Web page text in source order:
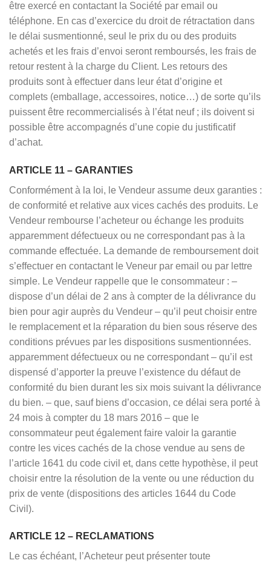
être exercé en contactant la Société par email ou
téléphone. En cas d’exercice du droit de rétractation dans
le délai susmentionné, seul le prix du ou des produits
achetés et les frais d’envoi seront remboursés, les frais de
retour restent à la charge du Client. Les retours des
produits sont à effectuer dans leur état d’origine et
complets (emballage, accessoires, notice…) de sorte qu’ils
puissent être recommercialisés à l’état neuf ; ils doivent si
possible être accompagnés d’une copie du justificatif
d’achat.
ARTICLE 11 – GARANTIES
Conformément à la loi, le Vendeur assume deux garanties :
de conformité et relative aux vices cachés des produits. Le
Vendeur rembourse l’acheteur ou échange les produits
apparemment défectueux ou ne correspondant pas à la
commande effectuée. La demande de remboursement doit
s’effectuer en contactant le Veneur par email ou par lettre
simple. Le Vendeur rappelle que le consommateur : –
dispose d’un délai de 2 ans à compter de la délivrance du
bien pour agir auprès du Vendeur – qu’il peut choisir entre
le remplacement et la réparation du bien sous réserve des
conditions prévues par les dispositions susmentionnées.
apparemment défectueux ou ne correspondant – qu’il est
dispensé d’apporter la preuve l’existence du défaut de
conformité du bien durant les six mois suivant la délivrance
du bien. – que, sauf biens d’occasion, ce délai sera porté à
24 mois à compter du 18 mars 2016 – que le
consommateur peut également faire valoir la garantie
contre les vices cachés de la chose vendue au sens de
l’article 1641 du code civil et, dans cette hypothèse, il peut
choisir entre la résolution de la vente ou une réduction du
prix de vente (dispositions des articles 1644 du Code
Civil).
ARTICLE 12 – RECLAMATIONS
Le cas échéant, l’Acheteur peut présenter toute